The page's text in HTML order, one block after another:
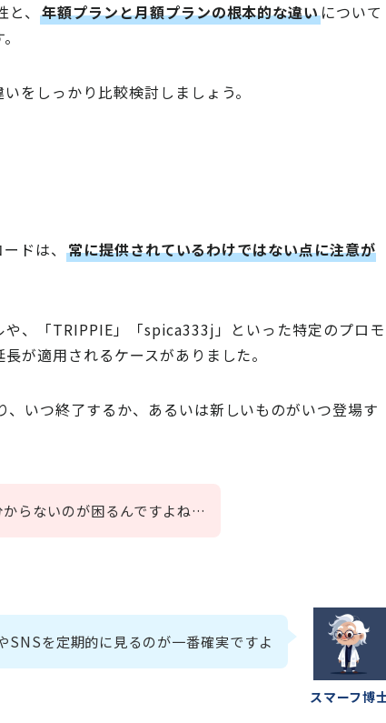
と、年額プランと月額プランの根本的な違いについて
をしっかり比較検討しましょう。
ドは、 常に提供されているわけではない点に注意が
、「TRIPPIE」「spica333j」といった特定のプロモ
が適用されるケースがありました。
、いつ終了するか、あるいは新しいものがいつ登場す
らないのが困るんですよね…
スマーフ博
SNSを定期的に見るのが一番確実ですよ